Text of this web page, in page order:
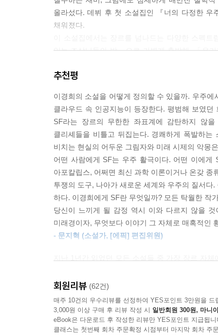
은 분명하죠.
답이야 뻔하겠지만, 그래도 물을게요. 그게 절차니
그래도 계속 나아가시겠나요?
--- 「저 먼 미래의 유크로니아」 중에서
올라섰다. 데뷔 후 첫 소설집인 『너의 다정한
채워졌다.
있는 조상님들의 밤」으로 가볍게 출발해, 「우
가진 온갖 상징들을 풍부하게 녹여낸 전형적인
선사한다.
“어쩌면 미래는 지금보다 더 엉망일 수도 있어요.”
“어쩌면 더 나아질 수도 있고요.”
‘SF’라 불릴 세상의 모든 이야기를 위해
미래로 향하는 웜홀이 열리고, 건실한 회사의 사
현실적이다. 우주 정거장 민영화를 반대하는 성
저지 투쟁과 파리바게트 제빵기사들의 투쟁이
아직 끝나지 않은 코로나 바이러스의 공포와 겹
죽상을 하고 맞이하는 매서운 말들과 꼭 닮지 않
혐오 문제를 다룬다. 현실과 지독하게 닮은 이
“인간은 함께 와서 함께 떠나요.
중간에 잠시 혼자가 될 뿐.”
각자의 우주를 구하는 가장 간단한 방법
추천평
이경희의 소설을 어떻게 정의할 수 있을까. 우주
클라우드 속 인공지능이 등장한다. 평범해 보였
SF라는 장르의 무한한 좌표계에 감탄하지 않
클리셰들을 비틀고 뒤집는다. 경쾌하게 폭발하
비치는 현실의 어두운 그림자와 미래 시제의 악몽
어떤 사람에게 SF는 우주 활극이다. 어떤 이에게
아포칼립스, 어쩌면 최신 과학 이론이거나 온갖
투쟁의 도구, 나아가 새로운 세계와 우주의 질서다
하다. 이경희에게 SF란 무엇일까? 모든 탁월한 작
당신이 느끼게 될 감정 역시 이와 다르지 않을
미래경이자, 무엇보다 이야기 그 자체로 매혹적인
- 문지혁 (소설가, [에픽] 편집위원)
문법을 따르면서 가장 현대적인 서사가 있을 수 있
- 심너울 (소설가)
회원리뷰 (62건)
매주 10건의 우수리뷰를 선정하여 YES포인트 3만원을 드
3,000원 이상 구매 후 리뷰 작성 시 일반회원 300원, 마니
eBook은 다운로드 후 작성한 리뷰만 YES포인트 지급됩니
클래스는 첫번째 회차 주문확정 시점부터 마지막 회차 주